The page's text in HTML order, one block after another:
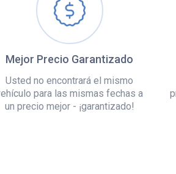
Mejor Precio Garantizado
Usted no encontrará el mismo
para las mismas fechas a
un precio mejor - ¡garantizado!